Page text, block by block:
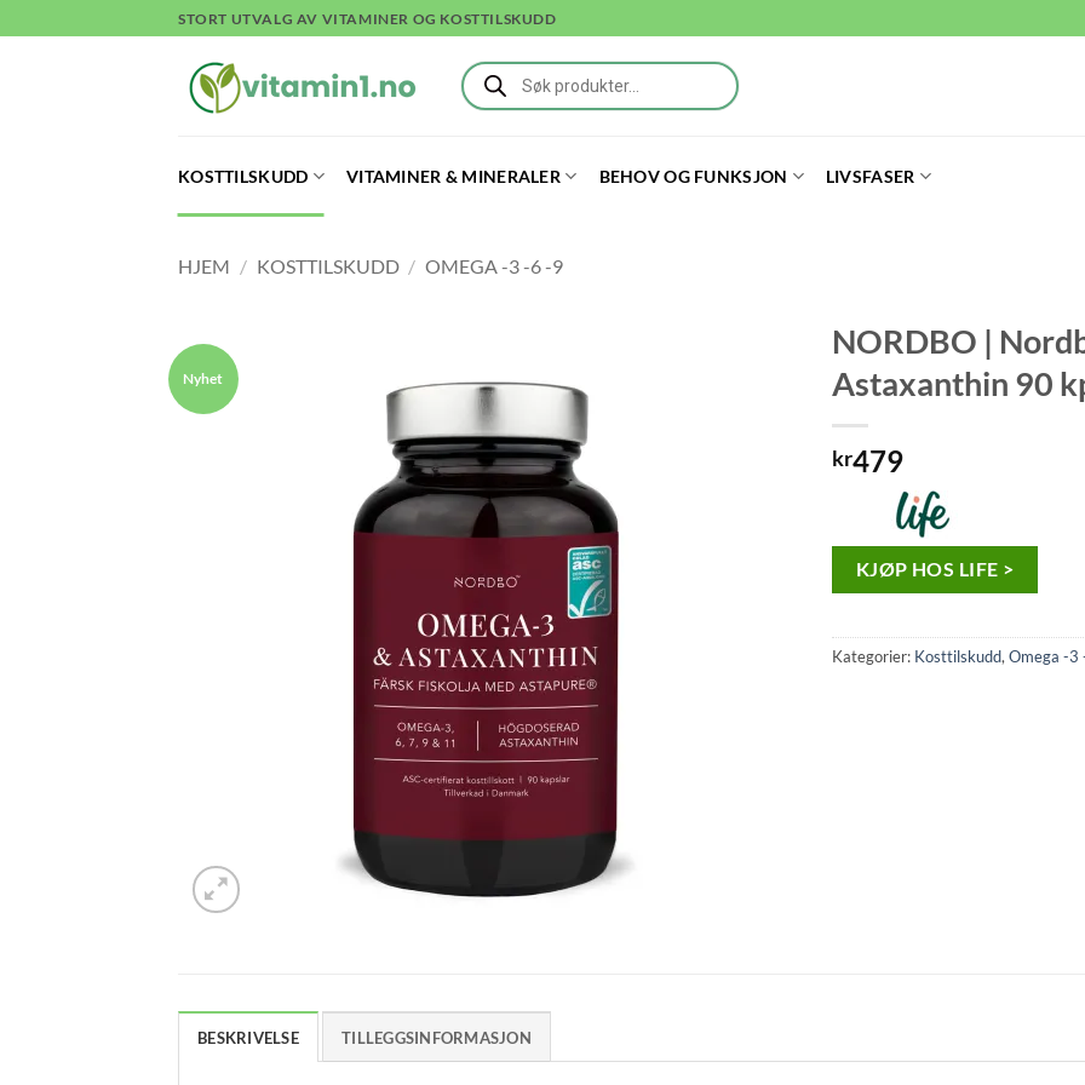
to
STORT UTVALG AV VITAMINER OG KOSTTILSKUDD
Products
search
KOSTTILSKUDD VITAMINER & MINERALER BEHOV OG FUNKSJON LIVSFASER
HJEM / KOSTTILSKUDD / OMEGA -3 -6 -9
NORDBO |
Astaxanthin 90
kr479
KJØP HOS LIFE >
Kategorier: Kosttilskudd,Omega -3
BESKRIVELSE TILLEGGSINFORMASJON